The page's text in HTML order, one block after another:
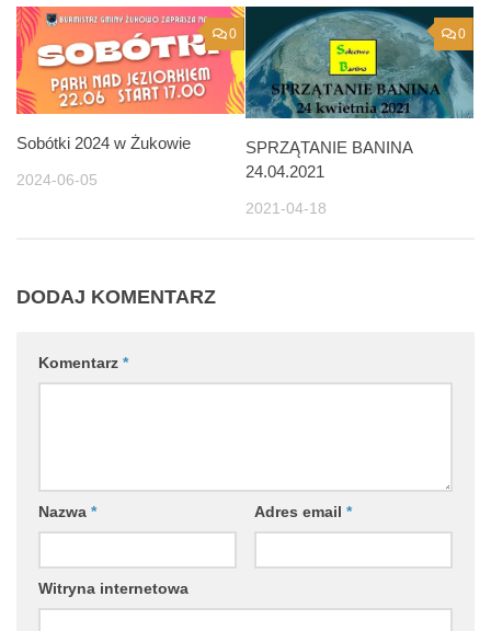
0
Sobótki 2024 w Żukowie
2024-06-05
0
SPRZĄTANIE BANINA
24.04.2021
2021-04-18
DODAJ KOMENTARZ
Komentarz *
Nazwa * Adres email *
Witryna internetowa